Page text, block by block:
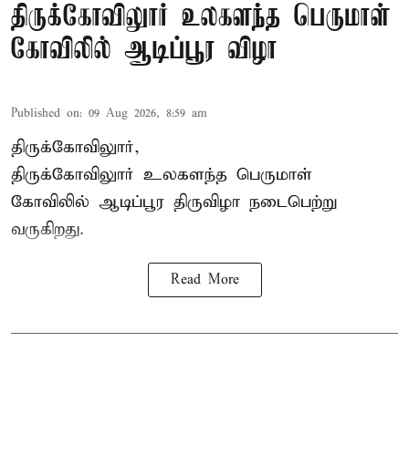
திருக்கோவிலுார் உலகளந்த பெருமாள்
கோவிலில் ஆடிப்பூர விழா
Published on: 09 Aug 2026, 8:59 am
திருக்கோவிலுார்,
திருக்கோவிலுார் உலகளந்த பெருமாள்
கோவிலில் ஆடிப்பூர திருவிழா நடைபெற்று
வருகிறது.
Read More